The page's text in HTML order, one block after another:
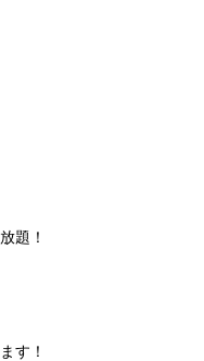
題！
す！